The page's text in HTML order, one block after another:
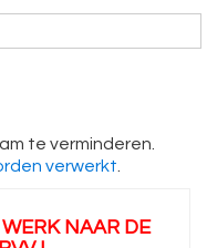
te verminderen.
verwerkt
NAAR DE